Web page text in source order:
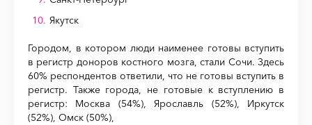
Якутск
Городом, в котором люди наименее готовы вступить
в регистр доноров костного мозга, стали Сочи. Здесь
60% респондентов ответили, что не готовы вступить в
регистр. Также города, не готовые к вступлению в
регистр: Москва (54%), Ярославль (52%), Иркутск
(52%), Омск (50%),